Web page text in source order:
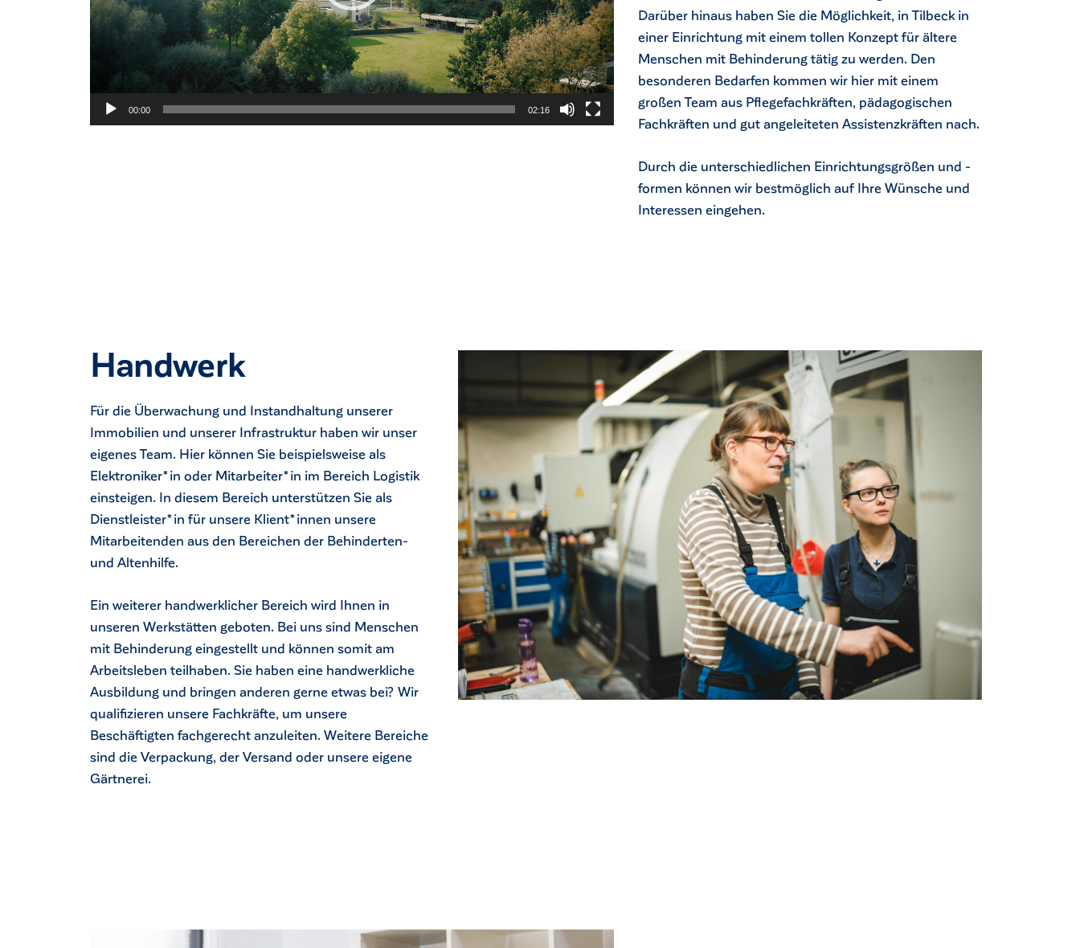
00:00 02:16
Darüber hinaus haben Sie die Möglichkeit, in Tilbeck in
einer Einrichtung mit einem tollen Konzept für ältere
Menschen mit Behinderung tätig zu werden. Den
besonderen Bedarfen kommen wir hier mit einem
großen Team aus Pflegefachkräften, pädagogischen
Fachkräften und gut angeleiteten Assistenzkräften nach.
Durch die unterschiedlichen Einrichtungsgrößen und -
formen können wir bestmöglich auf Ihre Wünsche und
Interessen eingehen.
Handwerk
Für die Überwachung und Instandhaltung unserer
Immobilien und unserer Infrastruktur haben wir unser
eigenes Team. Hier können Sie beispielsweise als
Elektroniker*in oder Mitarbeiter*in im Bereich Logistik
einsteigen. In diesem Bereich unterstützen Sie als
Dienstleister*in für unsere Klient*innen unsere
Mitarbeitenden aus den Bereichen der Behinderten-
und Altenhilfe.
Ein weiterer handwerklicher Bereich wird Ihnen in
unseren Werkstätten geboten. Bei uns sind Menschen
mit Behinderung eingestellt und können somit am
Arbeitsleben teilhaben. Sie haben eine handwerkliche
Ausbildung und bringen anderen gerne etwas bei? Wir
qualifizieren unsere Fachkräfte, um unsere
Beschäftigten fachgerecht anzuleiten. Weitere Bereiche
sind die Verpackung, der Versand oder unsere eigene
Gärtnerei.